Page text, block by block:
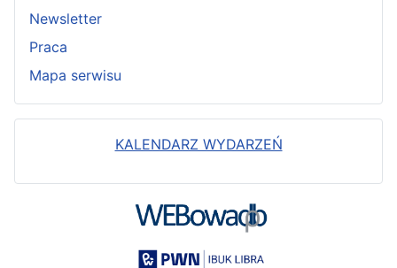
Newsletter
Praca
Mapa serwisu
KALENDARZ WYDARZEŃ